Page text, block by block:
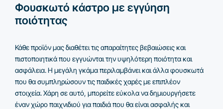
Φουσκωτό κάστρο με εγγύηση
ποιότητας
Κάθε προϊόν μας διαθέτει τις απαραίτητες βεβαιώσεις και
πιστοποιητικά που εγγυώνται την υψηλότερη ποιότητα και
ασφάλεια. Η μεγάλη γκάμα περιλαμβάνει και άλλα φουσκωτά
που θα συμπληρώσουν τις παιδικές χαρές με επιπλέον
στοιχεία. Χάρη σε αυτό, μπορείτε εύκολα να δημιουργήσετε
έναν χώρο παιχνιδιού για παιδιά που θα είναι ασφαλής και